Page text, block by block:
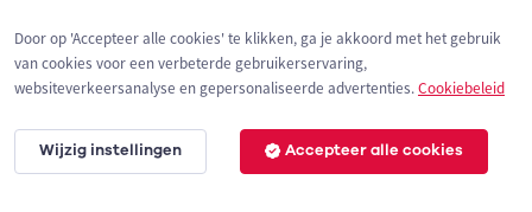
200 m
Door op 'Accepteer alle cookies' te klikken, ga je akkoord met het gebruik
van cookies voor een verbeterde gebruikerservaring,
websiteverkeersanalyse en gepersonaliseerde advertenties.Cookiebeleid
Wijzig instellingen Accepteer alle cookies